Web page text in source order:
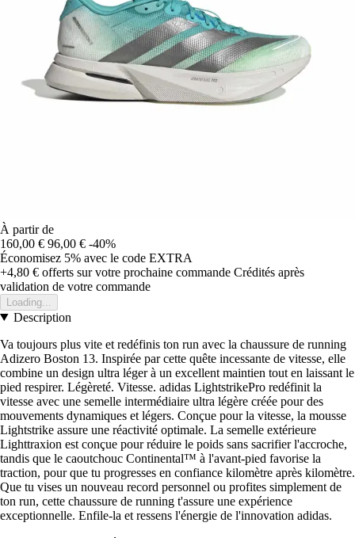
À partir de
160,00 € 96,00 € -40%
Économisez 5% avec le code EXTRA
+4,80 € offerts sur votre prochaine commande Crédités après
validation de votre commande
Loading...
Description
Va toujours plus vite et redéfinis ton run avec la chaussure de running
Adizero Boston 13. Inspirée par cette quête incessante de vitesse, elle
combine un design ultra léger à un excellent maintien tout en laissant le
pied respirer. Légèreté. Vitesse. adidas LightstrikePro redéfinit la
vitesse avec une semelle intermédiaire ultra légère créée pour des
mouvements dynamiques et légers. Conçue pour la vitesse, la mousse
Lightstrike assure une réactivité optimale. La semelle extérieure
Lighttraxion est conçue pour réduire le poids sans sacrifier l'accroche,
tandis que le caoutchouc Continental™ à l'avant-pied favorise la
traction, pour que tu progresses en confiance kilomètre après kilomètre.
Que tu vises un nouveau record personnel ou profites simplement de
ton run, cette chaussure de running t'assure une expérience
exceptionnelle. Enfile-la et ressens l'énergie de l'innovation adidas.